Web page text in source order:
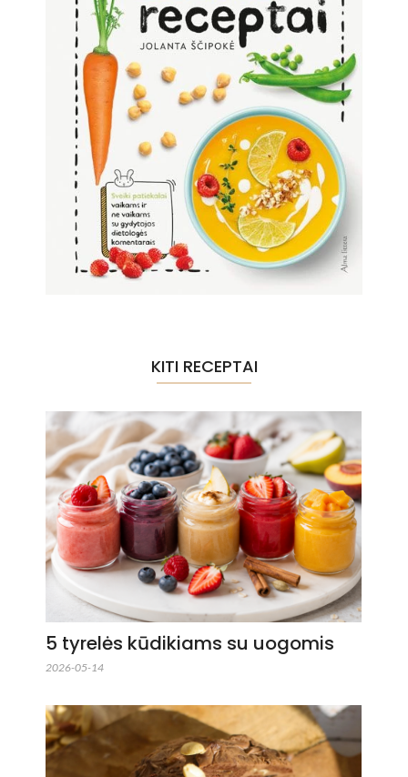
KITI RECEPTAI
5 tyrelės kūdikiams su uogomis
2026-05-14